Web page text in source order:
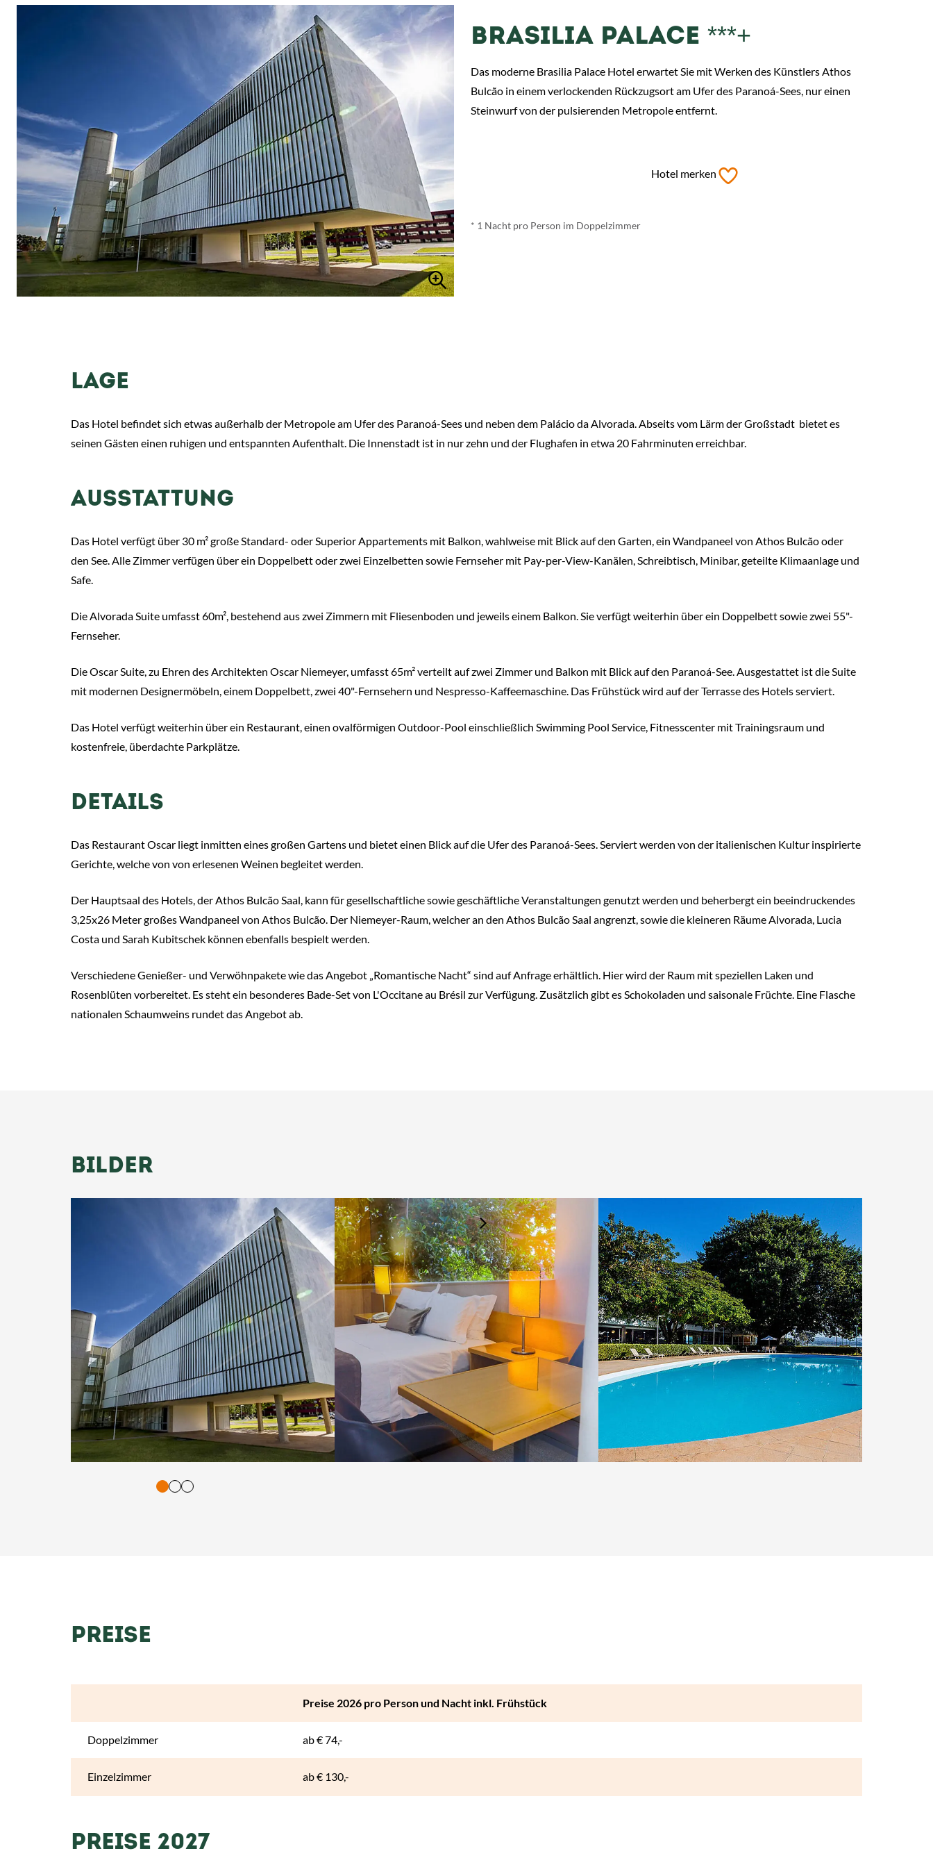
BRASILIA PALACE ***+
Das moderne Brasilia Palace Hotel erwartet Sie mit Werken des Künstlers Athos
Bulcão in einem verlockenden Rückzugsort am Ufer des Paranoá-Sees, nur einen
Steinwurf von der pulsierenden Metropole entfernt.
Hotel merken
* 1 Nacht pro Person im Doppelzimmer
LAGE
Das Hotel befindet sich etwas außerhalb der Metropole am Ufer des Paranoá-Sees und neben dem Palácio da Alvorada. Abseits vom Lärm der Großstadt bietet es
seinen Gästen einen ruhigen und entspannten Aufenthalt. Die Innenstadt ist in nur zehn und der Flughafen in etwa 20 Fahrminuten erreichbar.
AUSSTATTUNG
Das Hotel verfügt über 30 m² große Standard- oder Superior Ap­par­te­ments mit Balkon, wahlweise mit Blick auf den Garten, ein Wandpaneel von Athos Bulcão oder
den See. Alle Zimmer verfügen über ein Doppelbett oder zwei Einzelbetten sowie Fernseher mit Pay-per-View-Kanälen, Schreibtisch, Minibar, geteilte Klimaanlage und
Safe.
Die Alvorada Suite umfasst 60m², bestehend aus zwei Zimmern mit Fliesenboden und jeweils einem Balkon. Sie verfügt weiterhin über ein Doppelbett sowie zwei 55"-
Fernseher.
Die Oscar Suite, zu Ehren des Architekten Oscar Niemeyer, umfasst 65m² verteilt auf zwei Zimmer und Balkon mit Blick auf den Paranoá-See. Ausgestattet ist die Suite
mit modernen Designermöbeln, einem Doppelbett, zwei 40"-Fernsehern und Nespresso-Kaffeemaschine. Das Frühstück wird auf der Terrasse des Hotels serviert.
Das Hotel verfügt weiterhin über ein Restaurant, einen ovalförmigen Outdoor-Pool einschließlich Swimming Pool Service, Fitnesscenter mit Trainingsraum und
kostenfreie, überdachte Parkplätze.
DETAILS
Das Restaurant Oscar liegt inmitten eines großen Gartens und bietet einen Blick auf die Ufer des Paranoá-Sees. Serviert werden von der italienischen Kultur inspirierte
Gerichte, welche von von erlesenen Weinen begleitet werden.
Der Hauptsaal des Hotels, der Athos Bulcão Saal, kann für gesellschaftliche sowie geschäftliche Veranstaltungen genutzt werden und beherbergt ein beeindruckendes
3,25x26 Meter großes Wandpaneel von Athos Bulcão. Der Niemeyer-Raum, welcher an den Athos Bulcão Saal angrenzt, sowie die kleineren Räume Alvorada, Lucia
Costa und Sarah Kubitschek können ebenfalls bespielt werden.
Verschiedene Genießer- und Verwöhnpakete wie das Angebot „Romantische Nacht“ sind auf Anfrage erhältlich. Hier wird der Raum mit speziellen Laken und
Rosenblüten vorbereitet. Es steht ein besonderes Bade-Set von L'Occitane au Brésil zur Verfügung. Zusätzlich gibt es Schokoladen und saisonale Früchte. Eine Flasche
nationalen Schaumweins rundet das Angebot ab.
BILDER
Bestätigung und Vorlesen der Inhalte mit Leertaste oder Tabulator-Taste.
PREISE
Preise 2026 pro Person und Nacht inkl. Frühstück
Doppelzimmer ab€ 74,-
Einzelzimmer ab€ 130,-
PREISE 2027